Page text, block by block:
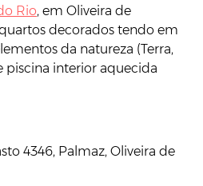
Rio, em Oliveira de
decorados tendo em
da natureza (Terra,
piscina interior aquecida
4346, Palmaz, Oliveira de